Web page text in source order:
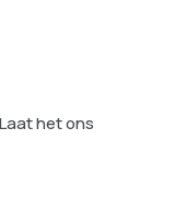
het ons